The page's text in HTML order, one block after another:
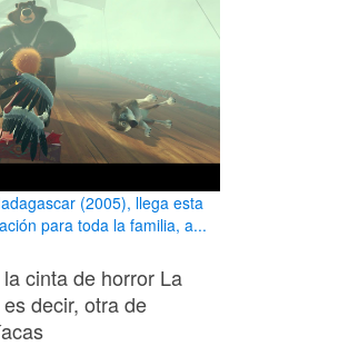
(2005), llega esta
para toda la familia, a...
cinta de horror La
decir, otra de